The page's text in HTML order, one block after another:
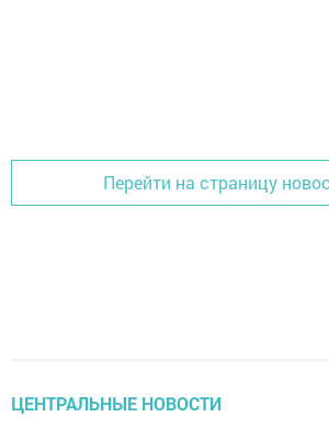
Перейти на страницу
ЦЕНТРАЛЬНЫЕ НОВОСТИ